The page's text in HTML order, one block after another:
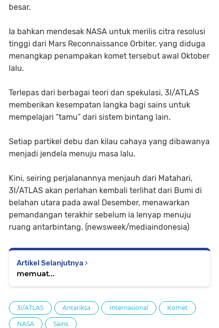
besar.
Ia bahkan mendesak NASA untuk merilis citra resolusi
tinggi dari Mars Reconnaissance Orbiter, yang diduga
menangkap penampakan komet tersebut awal Oktober
lalu.
Terlepas dari berbagai teori dan spekulasi, 3I/ATLAS
memberikan kesempatan langka bagi sains untuk
mempelajari “tamu” dari sistem bintang lain.
Setiap partikel debu dan kilau cahaya yang dibawanya
menjadi jendela menuju masa lalu.
Kini, seiring perjalanannya menjauh dari Matahari,
3I/ATLAS akan perlahan kembali terlihat dari Bumi di
belahan utara pada awal Desember, menawarkan
pemandangan terakhir sebelum ia lenyap menuju
ruang antarbintang. (newsweek/mediaindonesia)
Artikel Selanjutnya
memuat...
3I/ATLAS Antariksa Internasional Komet
NASA Sains